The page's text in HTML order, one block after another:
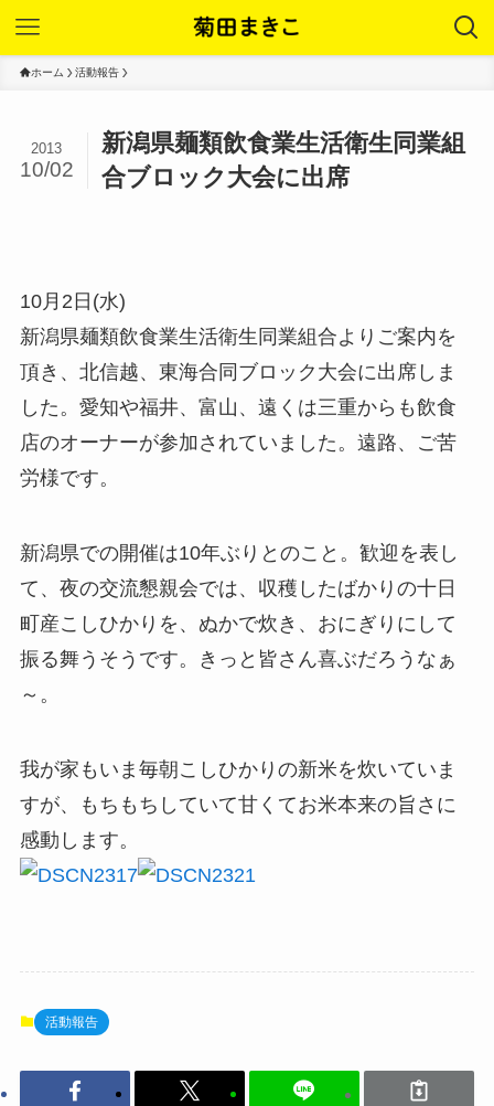
ホーム 活動報告
新潟県麺類飲食業生活衛生同業組
合ブロック大会に出席
2013
10/02
10月2日(水)
新潟県麺類飲食業生活衛生同業組合よりご案内を
頂き、北信越、東海合同ブロック大会に出席しま
した。愛知や福井、富山、遠くは三重からも飲食
店のオーナーが参加されていました。遠路、ご苦
労様です。
新潟県での開催は10年ぶりとのこと。歓迎を表し
て、夜の交流懇親会では、収穫したばかりの十日
町産こしひかりを、ぬかで炊き、おにぎりにして
振る舞うそうです。きっと皆さん喜ぶだろうなぁ
～。
我が家もいま毎朝こしひかりの新米を炊いていま
すが、もちもちしていて甘くてお米本来の旨さに
感動します。
活動報告